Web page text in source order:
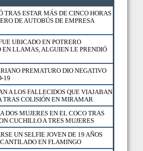
TRAS ESTAR MÁS DE CINCO HORAS
DE AUTOBÚS DE EMPRESA
UBICADO EN POTRERO
EN LLAMAS, ALGUIEN LE PRENDIÓ
PREMATURO DIO NEGATIVO
19
A LOS FALLECIDOS QUE VIAJABAN
TRAS COLISIÓN EN MIRAMAR
DOS MUJERES EN EL COCO TRAS
CUCHILLO A TRES MUJERES
UN SELFIE JOVEN DE 19 AÑOS
EN FLAMINGO